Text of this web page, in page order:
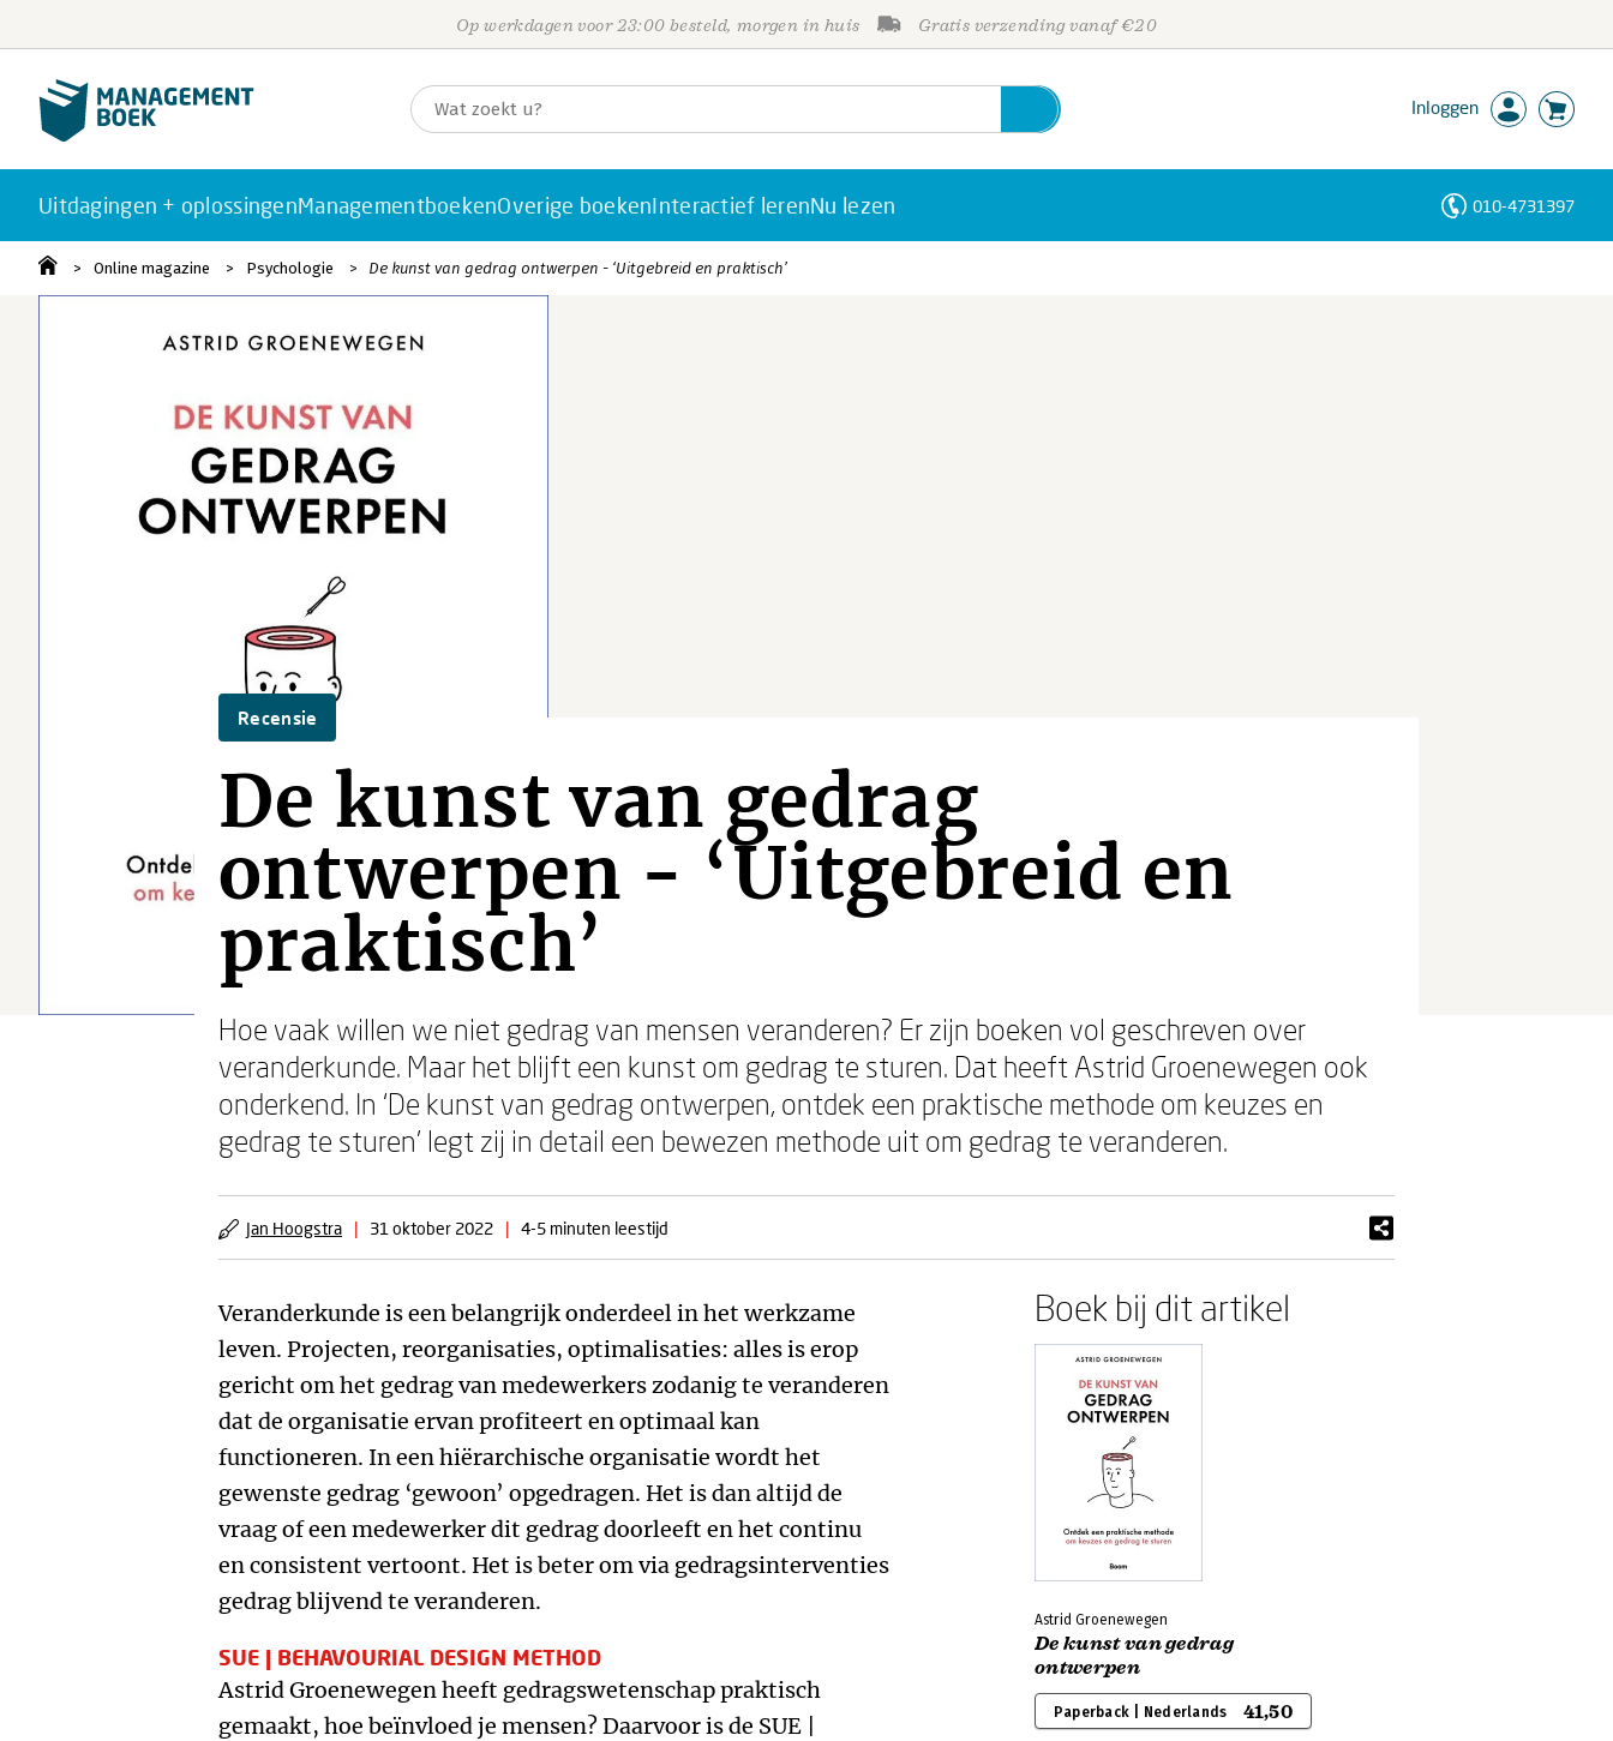
Op werkdagen voor 23:00 besteld, morgen in huis Gratis verzending vanaf €20
Inloggen
Uitdagingen + oplossingenManagementboekenOverige boekenInteractief lerenNu lezen 010-4731397
Online magazine Psychologie De kunst van gedrag ontwerpen - ‘Uitgebreid en praktisch’
Recensie
De kunst van gedrag
ontwerpen - ‘Uitgebreid en
praktisch’
Hoe vaak willen we niet gedrag van mensen veranderen? Er zijn boeken vol geschreven over
veranderkunde. Maar het blijft een kunst om gedrag te sturen. Dat heeft Astrid Groenewegen ook
onderkend. In ‘De kunst van gedrag ontwerpen, ontdek een praktische methode om keuzes en
gedrag te sturen’ legt zij in detail een bewezen methode uit om gedrag te veranderen.
Jan Hoogstra | 31 oktober 2022 | 4-5 minuten leestijd
Veranderkunde is een belangrijk onderdeel in het werkzame
leven. Projecten, reorganisaties, optimalisaties: alles is erop
gericht om het gedrag van medewerkers zodanig te veranderen
dat de organisatie ervan profiteert en optimaal kan
functioneren. In een hiërarchische organisatie wordt het
gewenste gedrag ‘gewoon’ opgedragen. Het is dan altijd de
vraag of een medewerker dit gedrag doorleeft en het continu
en consistent vertoont. Het is beter om via gedragsinterventies
gedrag blijvend te veranderen.
SUE | BEHAVOURIAL DESIGN METHOD
Astrid Groenewegen heeft gedragswetenschap praktisch
gemaakt, hoe beïnvloed je mensen? Daarvoor is de SUE |
Boek bij dit artikel
Astrid Groenewegen
De kunst van gedrag
ontwerpen
Paperback | Nederlands 41,50
Personen